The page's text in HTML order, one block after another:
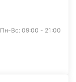
Пн-Вс: 09:00 - 21:00